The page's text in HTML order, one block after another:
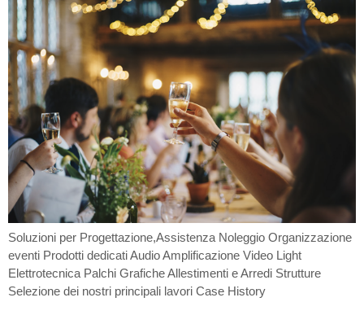
Soluzioni per Progettazione,Assistenza Noleggio Organizzazione
eventi Prodotti dedicati Audio Amplificazione Video Light
Elettrotecnica Palchi Grafiche Allestimenti e Arredi Strutture
Selezione dei nostri principali lavori Case History